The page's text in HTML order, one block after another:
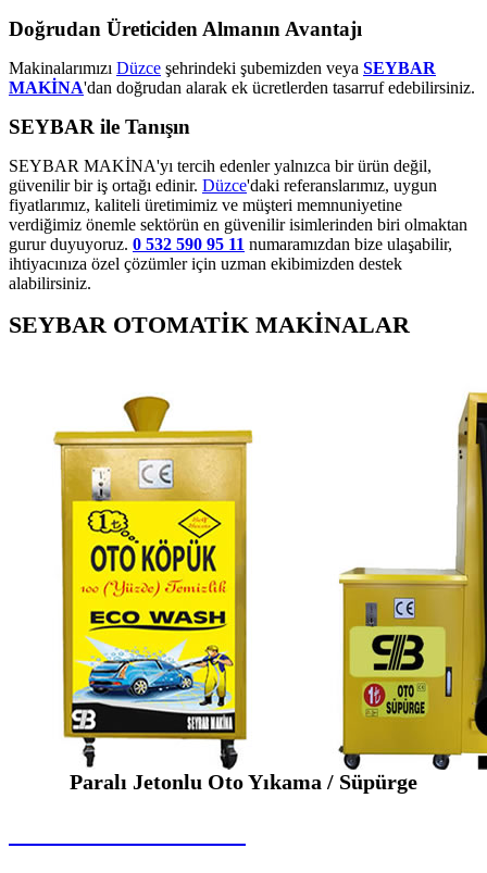
Doğrudan Üreticiden Almanın Avantajı
Makinalarımızı Düzce şehrindeki şubemizden veya SEYBAR
MAKİNA'dan doğrudan alarak ek ücretlerden tasarruf edebilirsiniz.
SEYBAR ile Tanışın
SEYBAR MAKİNA'yı tercih edenler yalnızca bir ürün değil,
güvenilir bir iş ortağı edinir. Düzce'daki referanslarımız, uygun
fiyatlarımız, kaliteli üretimimiz ve müşteri memnuniyetine
verdiğimiz önemle sektörün en güvenilir isimlerinden biri olmaktan
gurur duyuyoruz. 0 532 590 95 11 numaramızdan bize ulaşabilir,
ihtiyacınıza özel çözümler için uzman ekibimizden destek
alabilirsiniz.
SEYBAR OTOMATİK MAKİNALAR
Paralı Jetonlu Oto Yıkama / Süpürge